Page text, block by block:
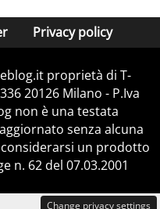
Privacy policy
proprietà di T-
20126 Milano - P.Iva
non è una testata
senza alcuna
un prodotto
n. 62 del 07.03.2001
Change privacy settings